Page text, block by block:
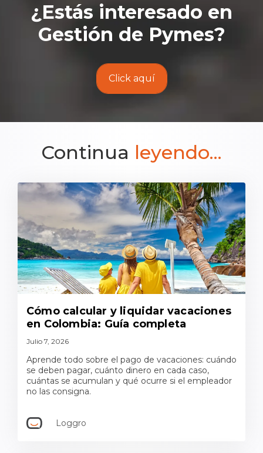
¿Estás interesado en
Gestión de Pymes?
Click aquí
Continua leyendo...
Cómo calcular y liquidar vacaciones
en Colombia: Guía completa
Julio 7, 2026
Aprende todo sobre el pago de vacaciones: cuándo
se deben pagar, cuánto dinero en cada caso,
cuántas se acumulan y qué ocurre si el empleador
no las consigna.
Loggro